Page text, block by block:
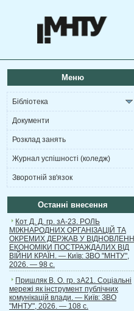
Меню
Бібліотека
Документи
Розклад занять
Журнал успішності (коледж)
Зворотній зв'язок
Останні внесення
Кот Д. Д. гр. зА-23. РОЛЬ
МІЖНАРОДНИХ ОРГАНІЗАЦІЙ ТА
ОКРЕМИХ ДЕРЖАВ У ВІДНОВЛЕННІ
ЕКОНОМІКИ ПОСТРАЖДАЛИХ ВІД
ВІЙНИ КРАЇН. — Київ: ЗВО "МНТУ",
2026. — 98 с.
Пришляк В. О. гр. зА21. Соціальні
мережі як інструмент публічних
комунікацій влади. — Київ: ЗВО
"МНТУ", 2026. — 108 с.